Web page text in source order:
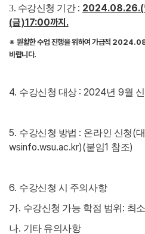
3. 수강신청 기간 : 2024.08.26.(
(금)17:00까지 .
※ 원활한 수업 진행을 위하여 가급적
바랍니다.
4. 수강신청 대상 : 2024년 9월
5. 수강신청 방법 : 온라인 신청(
wsinfo.wsu.ac.kr)(붙임1 참조)
6. 수강신청 시 주의사항
가. 수강신청 가능 학점 범위 : 최
나. 기타 유의사항